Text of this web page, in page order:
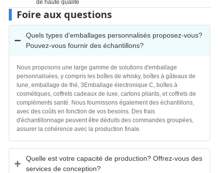
de haute qualité
Foire aux questions
Quels types d'emballages personnalisés proposez-vous?
Pouvez-vous fournir des échantillons?
Nous proposons une large gamme de solutions d'emballage
personnalisées, y compris les boîtes de whisky, boîtes à gâteaux de
lune, emballage de thé, 3Emballage électronique C, boîtes à
cosmétiques, coffrets cadeaux de luxe, cartons pliants, et coffrets de
compléments santé. Nous fournissons également des échantillons,
avec des coûts en fonction de vos besoins. Des frais
d'échantillonnage peuvent être déduits des commandes groupées,
assurer la cohérence avec la production finale.
Quelle est votre capacité de production? Offrez-vous des
services de conception?